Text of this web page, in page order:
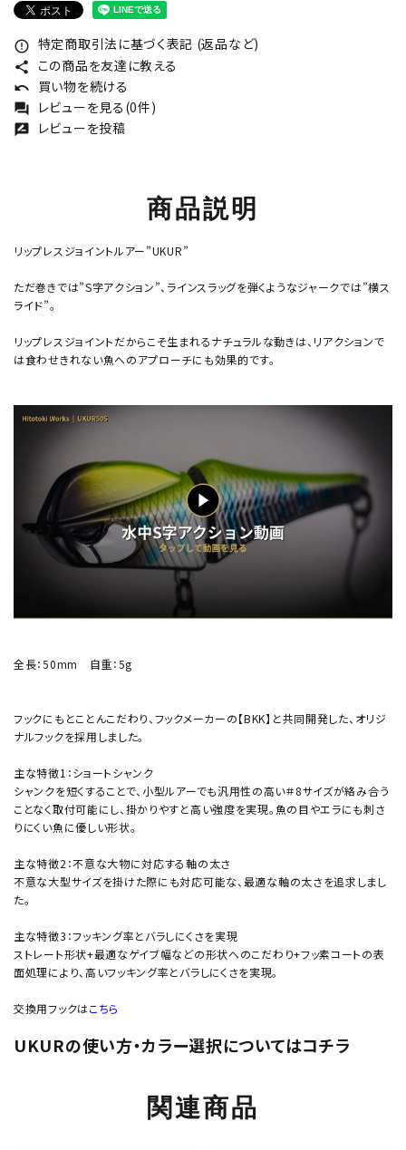
error_outline 特定商取引法に基づく表記 (返品など)
share この商品を友達に教える
undo 買い物を続ける
forum レビューを見る(0件)
rate_review レビューを投稿
商品説明
リップレスジョイントルアー”UKUR”
ただ巻きでは”S字アクション”、ラインスラッグを弾くようなジャークでは”横ス
ライド”。
リップレスジョイントだからこそ生まれるナチュラルな動きは、リアクションで
は食わせきれない魚へのアプローチにも効果的です。
全長：50mm 自重：5g
フックにもとことんこだわり、フックメーカーの【BKK】と共同開発した、オリジ
ナルフックを採用しました。
主な特徴1：ショートシャンク
シャンクを短くすることで、小型ルアーでも汎用性の高い＃8サイズが絡み合う
ことなく取付可能にし、掛かりやすと高い強度を実現。魚の目やエラにも刺さ
りにくい魚に優しい形状。
主な特徴2：不意な大物に対応する軸の太さ
不意な大型サイズを掛けた際にも対応可能な、最適な軸の太さを追求しまし
た。
主な特徴3：フッキング率とバラしにくさを実現
ストレート形状+最適なゲイブ幅などの形状へのこだわり+フッ素コートの表
面処理により、高いフッキング率とバラしにくさを実現。
交換用フックはこちら
UKURの使い方・カラー選択についてはコチラ
関連商品